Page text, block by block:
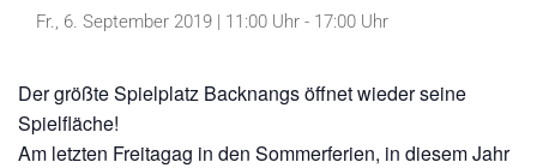
Fr., 6. September 2019 | 11:00 Uhr - 17:00 Uhr
Der größte Spielplatz Backnangs öffnet wieder seine
Spielfläche!
Am letzten Freitagag in den Sommerferien, in diesem Jahr